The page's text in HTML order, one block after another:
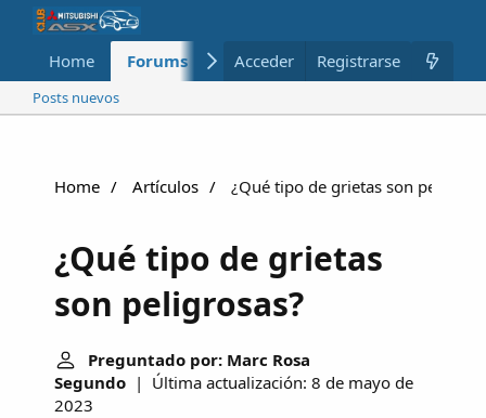
Home Forums Nuevo Miembros
Acceder Registrarse
Posts nuevos
Home Artículos ¿Qué tipo de grietas son
¿Qué tipo de grietas
son peligrosas?
Preguntado por: Marc Rosa
Segundo | Última actualización: 8 de mayo de
2023